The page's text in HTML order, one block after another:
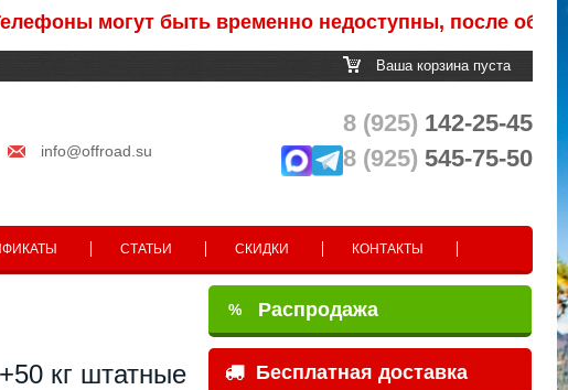
могут быть временно недоступны, после
Ваша корзина пуста
info@offroad.su
8 (925) 142-25-45
8 (925) 545-75-50
СТАТЬИ СКИДКИ КОНТАКТЫ
кг штатные
% Распродажа
Бесплатная доставка